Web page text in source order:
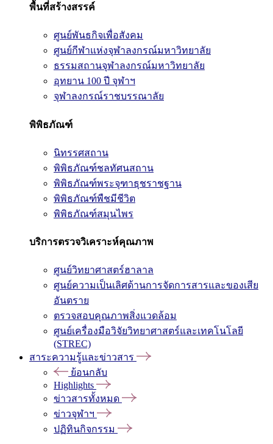
พื้นที่สร้างสรรค์
ศูนย์พันธกิจเพื่อสังคม
ศูนย์กีฬาแห่งจุฬาลงกรณ์มหาวิทยาลัย
ธรรมสถานจุฬาลงกรณ์มหาวิทยาลัย
อุทยาน 100 ปี จุฬาฯ
จุฬาลงกรณ์ราชบรรณาลัย
พิพิธภัณฑ์
นิทรรศสถาน
พิพิธภัณฑ์ชลทัศนสถาน
พิพิธภัณฑ์พระจุฑาธุชราชฐาน
พิพิธภัณฑ์พืชมีชีวิต
พิพิธภัณฑ์สมุนไพร
บริการตรวจวิเคราะห์คุณภาพ
ศูนย์วิทยาศาสตร์ฮาลาล
ศูนย์ความเป็นเลิศด้านการจัดการสารและของเสีย
อันตราย
ตรวจสอบคุณภาพสิ่งแวดล้อม
ศูนย์เครื่องมือวิจัยวิทยาศาสตร์และเทคโนโลยี
(STREC)
สาระความรู้และข่าวสาร
ย้อนกลับ
Highlights
ข่าวสารทั้งหมด
ข่าวจุฬาฯ
ปฏิทินกิจกรรม